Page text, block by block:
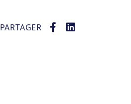
PARTAGER